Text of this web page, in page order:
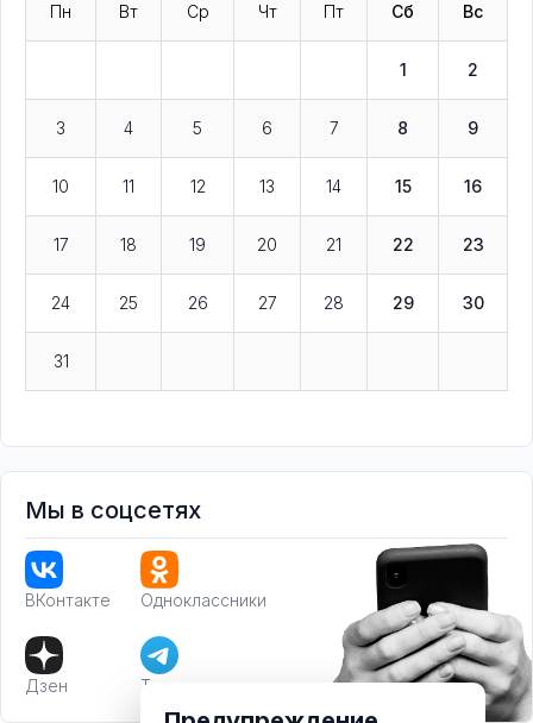
Пн Вт Ср Чт Пт Сб Вс
1 2
3 4 5 6 7 8 9
10 11 12 13 14 15 16
17 18 19 20 21 22 23
24 25 26 27 28 29 30
31
Мы в соцсетях
ВКонтакте Одноклассники
Дзен Телеграм